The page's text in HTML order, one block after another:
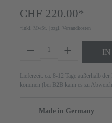
CHF 220.00*
*inkl. MwSt. | zzgl. Versandkosten
Produkt Anzahl: IN
Lieferzeit: ca. 8-12 Tage außerhalb
kommen (bei B2B kann es zu
Made in Germany